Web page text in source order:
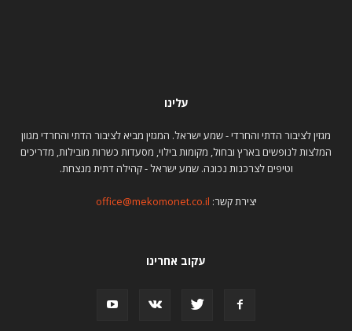
עלינו
מגזין לציבור הדתי והחרדי - שמע ישראל. המגזין מביא לציבור הדתי והחרדי מגוון
המלצות לנופשים בארץ ובחול, מקומות בילוי, מסעדות כשרות מובילות, מדריכים
וטיפים לצרכנות נכונה. שמע ישראל - קהילה דתית מנצחת.
יצירת קשר: office@mekomonet.co.il
עקוב אחרינו